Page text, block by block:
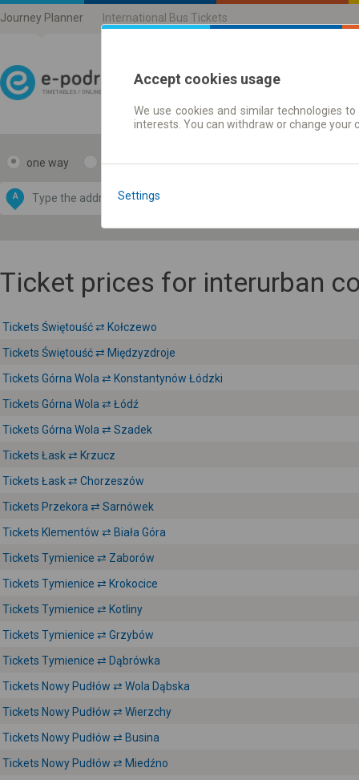
Journey Planner International Bus Tickets
Journey planner |
one way return
A
by
OpenStreetMap
Ticket prices for interurban
Tickets Świętouść ⇄ Kołczewo
Tickets Świętouść ⇄ Międzyzdroje
Tickets Górna Wola ⇄ Konstantynów Łódzki
Tickets Górna Wola ⇄ Łódź
Tickets Górna Wola ⇄ Szadek
Tickets Łask ⇄ Krzucz
Tickets Łask ⇄ Chorzeszów
Tickets Przekora ⇄ Sarnówek
Tickets Klementów ⇄ Biała Góra
Tickets Tymienice ⇄ Zaborów
Tickets Tymienice ⇄ Krokocice
Tickets Tymienice ⇄ Kotliny
Tickets Tymienice ⇄ Grzybów
Tickets Tymienice ⇄ Dąbrówka
Tickets Nowy Pudłów ⇄ Wola Dąbska
Tickets Nowy Pudłów ⇄ Wierzchy
Tickets Nowy Pudłów ⇄ Busina
Tickets Nowy Pudłów ⇄ Miedźno
Accept cookies usage
We use cookies and similar technologies
interests. You can withdraw or change
Settings